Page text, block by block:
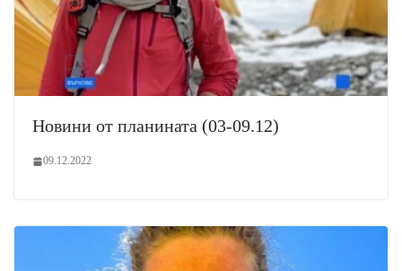
Новини от планината (03-09.12)
09.12.2022